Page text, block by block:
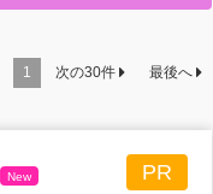
1 次の30件 最後へ
New
PR